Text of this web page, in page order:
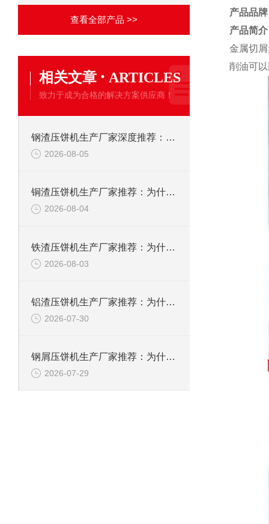
查看全部产品 >>
相关文章 · ARTICLES
致力于成为合格的解决方案供应商！
钢渣压饼机生产厂家深度推荐：为何恩派特成为高净值产线的优选
2026-08-05
铜渣压饼机生产厂家推荐：为什么恩派特成为众多企业的信赖？
2026-08-04
铁渣压饼机生产厂家推荐：为什么恩派特成为众多企业的优选？
2026-08-03
铝渣压饼机生产厂家推荐：为什么恩派特是值得信赖的选择？
2026-07-30
钢屑压饼机生产厂家推荐：为什么恩派特是您值得信赖的选择？
2026-07-29
产品品
产品简
金属切
削油可